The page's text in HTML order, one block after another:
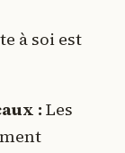
à soi est
: Les